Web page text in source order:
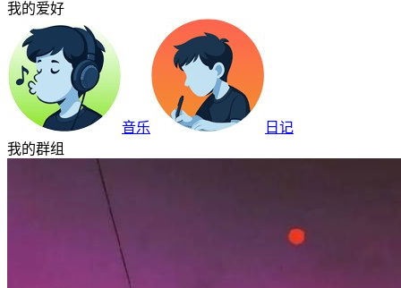
我的爱好
音乐
日记
我的群组